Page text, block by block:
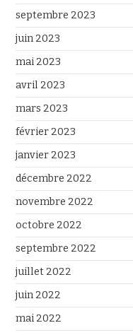
septembre 2023
juin 2023
mai 2023
avril 2023
mars 2023
février 2023
janvier 2023
décembre 2022
novembre 2022
octobre 2022
septembre 2022
juillet 2022
juin 2022
mai 2022